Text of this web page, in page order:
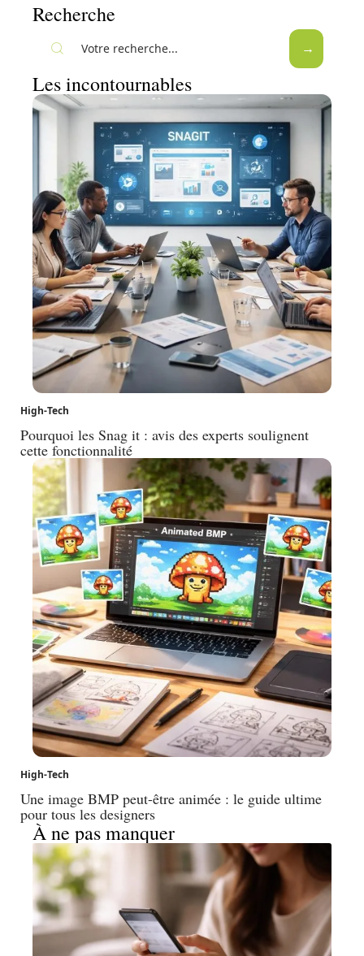
Recherche
Les incontournables
High-Tech
Pourquoi les Snag it : avis des experts soulignent
cette fonctionnalité
High-Tech
Une image BMP peut-être animée : le guide ultime
pour tous les designers
À ne pas manquer